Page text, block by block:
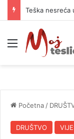
Teška nesreća
Meni
Početna /
DRUŠTVO